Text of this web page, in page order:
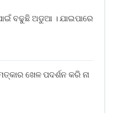
ବଢୁଛି ଅଡୁଆ । ଯାଇପାରେ
ଖେଳ ପଦର୍ଶନ କରି ନା